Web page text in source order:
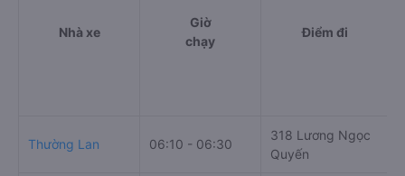
Nhà xe
Giờ
chạy
Điểm đi
Thường Lan 06:10 - 06:30
318 Lương Ngọc
Quyến